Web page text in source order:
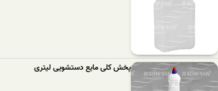
پخش کلی مایع دستشویی لیتری